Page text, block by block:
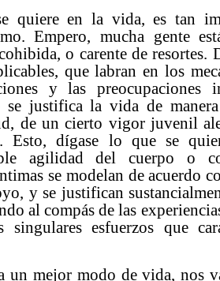
en la vida, es tan
Empero, mucha gente
o carente de resortes.
que labran en los
y las preocupaciones
justifica la vida de
de un cierto vigor juvenil
Esto, dígase lo que se
agilidad del cuerpo o
se modelan de acuerdo
y se justifican
al compás de las
esfuerzos que
mejor modo de vida, nos